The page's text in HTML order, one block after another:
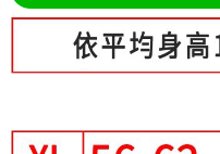
【注意事項】
1.本服務係由「台灣大哥大股份
用戶於交易時，得透過本服務購
2.基於同意付款使用「大哥付你
資料（包含姓名、電話或地址）
由本公司與您本人進行分期帳單
3.完整用戶服務條款，請詳閱以
ATM／網路銀行／等多元方式進
※ 請注意：結帳手續完成當下不
購買商品的店家。未經商家同意
後付繳納相關費用。
※ 交易是否成功請以「AFTEE先
是否繳費成功／繳費後需取消欲
客戶支援中心」https://
付款後全家取貨
每筆NT$80，滿NT$699(含
每筆NT$80，滿NT$699(含